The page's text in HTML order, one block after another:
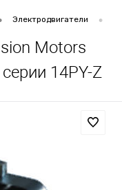
Электродвигатели •
Motors
14PY-Z